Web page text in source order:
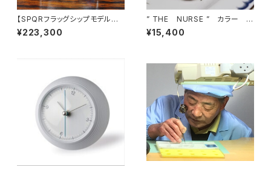
【SPQRフラッグシップモデルに
人気のバーインデックス登場】S
PQR THE SPQR 手巻パワーリ
¥223,300
” THE NURSE ” カラー
全面夜光文字盤 贈り物にも
おすすめです
¥15,400